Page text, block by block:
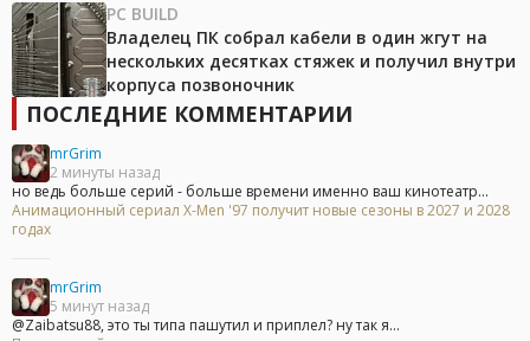
PC BUILD
Владелец ПК собрал кабели в один жгут на
нескольких десятках стяжек и получил внутри
корпуса позвоночник
ПОСЛЕДНИЕ КОММЕНТАРИИ
mrGrim
2 минуты назад
но ведь больше серий - больше времени именно ваш кинотеатр...
Анимационный сериал X-Men '97 получит новые сезоны в 2027 и 2028
годах
mrGrim
5 минут назад
@Zaibatsu88, это ты типа пашутил и приплел? ну так я...